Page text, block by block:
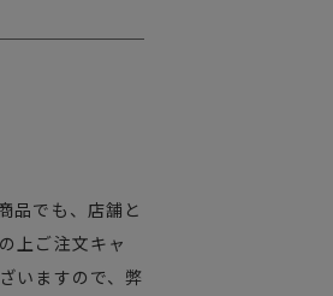
品でも、店舗と
上ご注文キャ
いますので、弊